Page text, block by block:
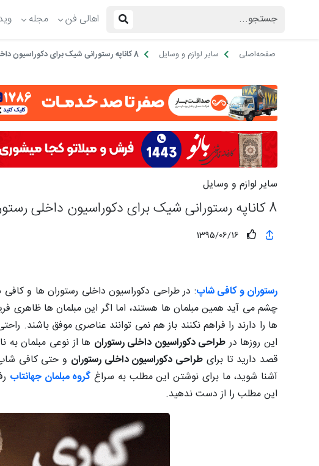
اهالی فن مجله
صفحه‌اصلی سایر لوازم و وسایل 8 کاناپه رستورانی شیک برای دکوراسیون داخلی رستوران!
سایر لوازم و وسایل
8 کاناپه رستورانی شیک برای دکوراسیون داخلی رستوران!
1395/06/16
رستوران و کافی شاپ: در طراحی دکوراسیون داخلی رستوران ها و
چشم می آید همین مبلمان ها هستند، اما اگر این مبلمان ها ظاهری
ها را دارند را فراهم نکنند باز هم نمی توانند عناصری موفق باشند.
این روزها درطراحی دکوراسیون داخلی رستوران ها از نوعی مبلمان به
قصد دارید تا برای طراحی دکوراسیون داخلی رستوران و حتی کافی شاپ
آشنا شوید، ما برای نوشتن این مطلب به سراغ گروه مبلمان جهانتاب
این مطلب را از دست ندهید.